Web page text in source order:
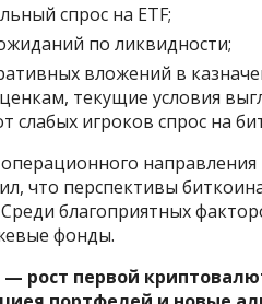
спрос на ETF;
по ликвидности;
вложений в
текущие условия
слабых игроков спрос на
что перспективы
благоприятных
фонды.
рост первой